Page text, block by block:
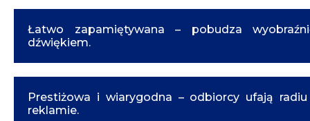
Łatwo zapamiętywana – pobudza
dźwiękiem.
Prestiżowa i wiarygodna – odbiorcy ufają
reklamie.